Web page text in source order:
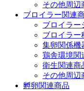
その他周辺
ブロイラー関連
ブロイラー
ブロイラー
集卵関係機
鶏舎環境関
衛生関連商
その他周辺
孵卵関連商品